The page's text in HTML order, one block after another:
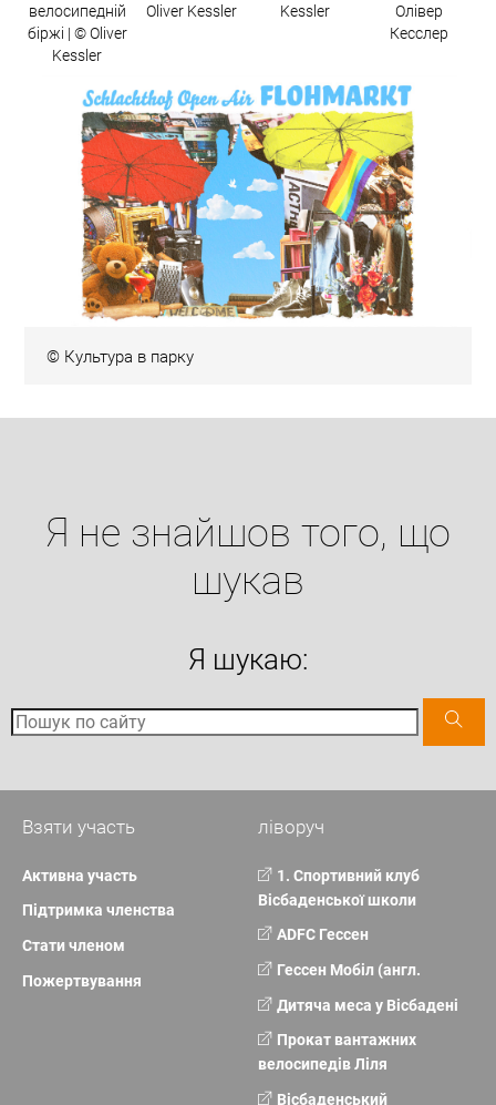
велосипедній
біржі | © Oliver
Kessler
Oliver Kessler
Kessler
Олівер
Кесслер
© Культура в парку
Я не знайшов того, що
шукав
Я шукаю:
ліворуч
1. Спортивний клуб
Вісбаденської школи
ADFC Гессен
Гессен Мобіл (англ.
Дитяча меса у Вісбадені
Прокат вантажних
велосипедів Ліля
Вісбаденський
Взяти участь
Активна участь
Підтримка членства
Стати членом
Пожертвування